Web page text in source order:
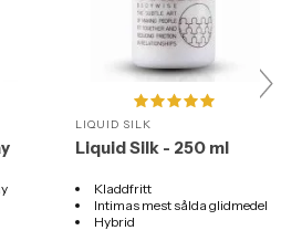
LIQUID SILK
Liquid Silk - 250 ml
Kladdfritt
Intimas mest sålda glidmedel
Hybrid